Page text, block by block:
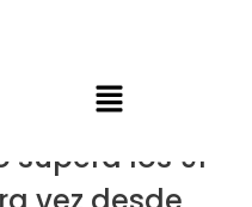
supera los 91